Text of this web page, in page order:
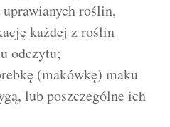
roślin,
każdej z roślin
odczytu;
(makówkę) maku
lub poszczególne ich